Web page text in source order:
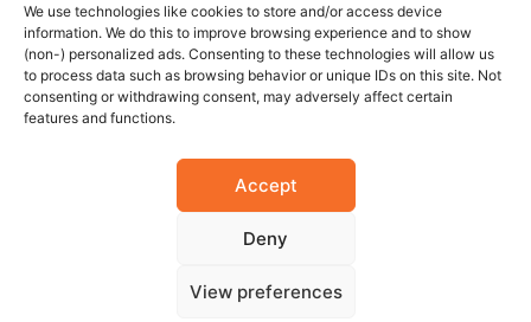
We use technologies like cookies to store and/or access device
information. We do this to improve browsing experience and to show
(non-) personalized ads. Consenting to these technologies will allow us
to process data such as browsing behavior or unique IDs on this site. Not
consenting or withdrawing consent, may adversely affect certain
features and functions.
Accept
Deny
View preferences
Careers
Contact us